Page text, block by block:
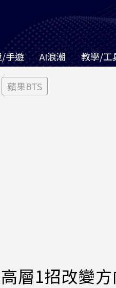
手遊 AI浪潮 教學/工
蘋果BTS
層1招改變